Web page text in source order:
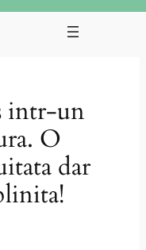
intr-un
O
dar